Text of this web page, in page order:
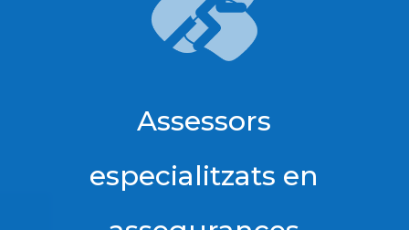
Assessors
especialitzats en